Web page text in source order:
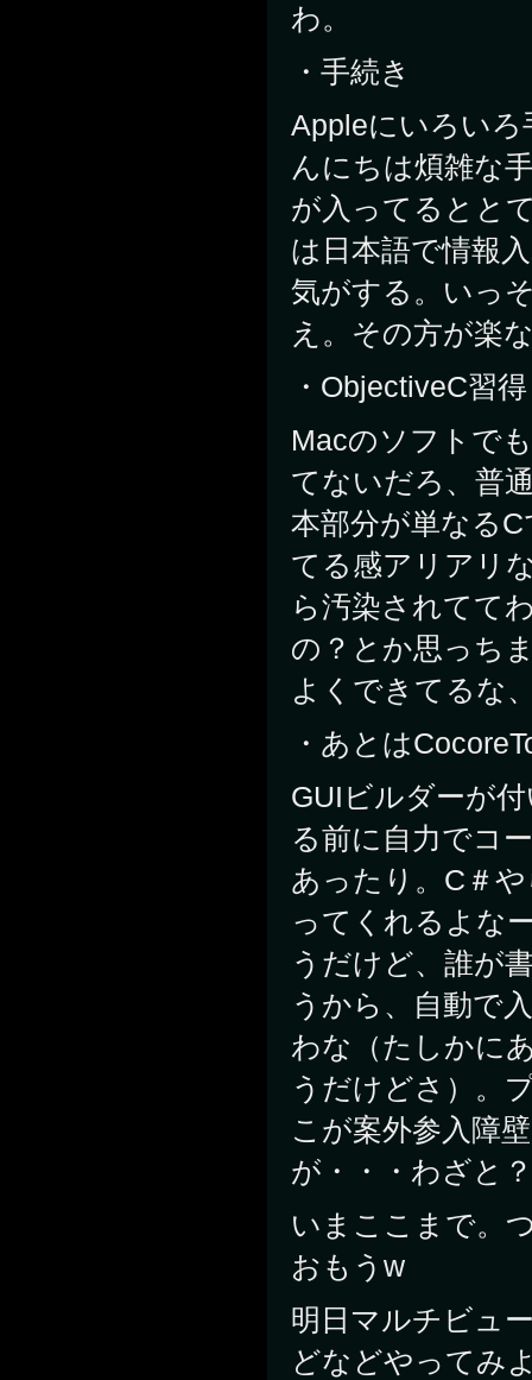
わ。
・手続き
Appleにいろい
んにちは煩雑な
が入ってるとと
は日本語で情報
気がする。いっ
え。その方が楽
・ObjectiveC習得
Macのソフトで
てないだろ、普
本部分が単なる
てる感アリアリ
ら汚染されてて
の？とか思っち
よくできてるな
・あとは
GUIビルダーが
る前に自力でコ
あったり。C＃
ってくれるよな
うだけど、誰が
うから、自動で
わな（たしかに
うだけどさ）。
こが案外参入障
が・・・わざと
いまここまで。
おもうw
明日マルチビュ
どなどやってみ